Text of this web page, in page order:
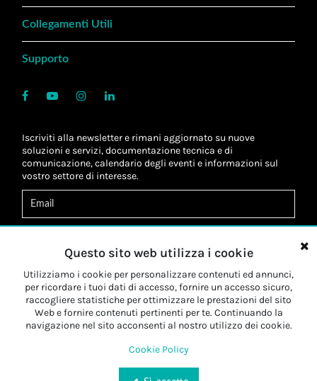
Collegamenti Utili
Supporto
Iscriviti alla newsletter e rimani aggiornato su nuove
soluzioni e servizi, documentazione tecnica e di
comunicazione, calendario degli eventi e informazioni sul
vostro settore di interesse.
Letta l'informativa, autorizzo altrattamento dei miei dati
personali*
Letta l'informativa, autorizzo al trattamento dei miei dati
personali a fini dimarketing*
Iscriviti
Questo sito web utilizza i cookie
Utilizziamo i cookie per personalizzare contenuti ed annunci,
per ricordare i tuoi dati di accesso, fornire un accesso sicuro,
raccogliere statistiche per ottimizzare le prestazioni del sito
Web e fornire contenuti pertinenti per te. Continuando la
navigazione nel sito acconsenti al nostro utilizzo dei cookie.
Cookie Policy